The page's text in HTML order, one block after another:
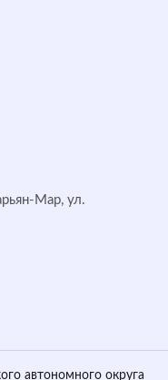
Мар, ул.
автономного округа